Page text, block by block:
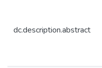
dc.description.abstract